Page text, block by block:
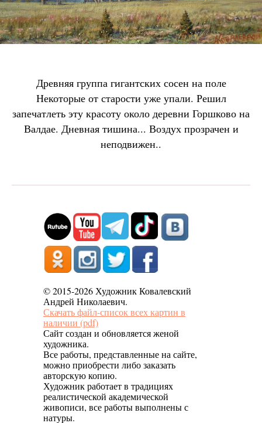
Древняя группа гигантских сосен на поле
Некоторые от старости уже упали. Решил
запечатлеть эту красоту около деревни Горшково на
Валдае. Дневная тишина... Воздух прозрачен и
неподвижен..
© 2015-2026 Художник Ковалевский
Андрей Николаевич.
Скачать файл-список всех картин в
наличии (pdf)
Сайт создан и обновляется женой
художника.
Все работы, представленные на сайте,
можно приобрести либо заказать
авторскую копию.
Художник работает в традициях
реалистической академической
живописи, все работы выполнены с
натуры.